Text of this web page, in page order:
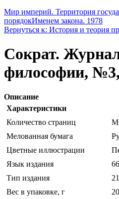
Мир империй. Территория
порядокИменем закона. 1978
Вернуться к: История и теория
Сократ.
философии, №3,
Описание
Характеристики
Количество страниц
Мелованная бумага
Цветные иллюстрации
Язык издания
Тип издания
Вес в упаковке, г